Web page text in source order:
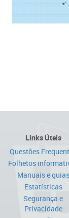
Links Úteis
Questões
Folhetos
Manuais e guias
Estatísticas
Segurança e
Privacidade